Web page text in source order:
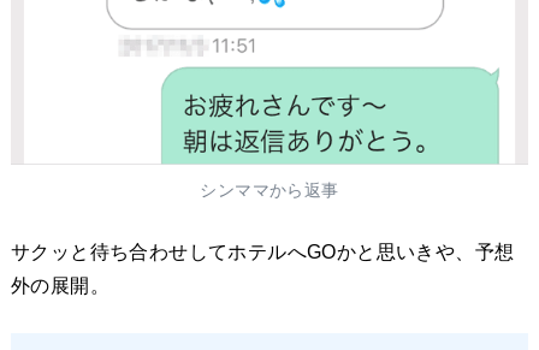
シンママから返事
サクッと待ち合わせしてホテルへGOかと思いきや、予想
外の展開。